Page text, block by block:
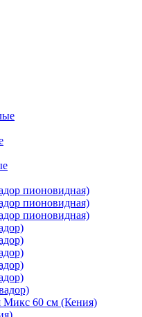
пионовидная)
пионовидная)
пионовидная)
Микс 60 см (Кения)